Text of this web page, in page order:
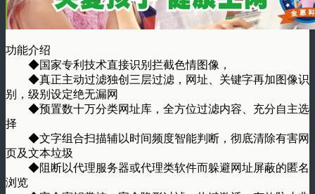
功能介绍
◆国家专利技术直接识别拦截色情图像，
◆真正主动过滤独创三层过滤，网址、关键字再加图像识
别，级别设定绝无漏网
◆预置数十万分类网址库，全方位过滤内容、充分自主选
择
◆文字组合扫描辅以时间频度智能判断，彻底清除有害网
页及文本垃圾
◆阻断以代理服务器或代理类软件而躲避网址屏蔽的匿名
浏览